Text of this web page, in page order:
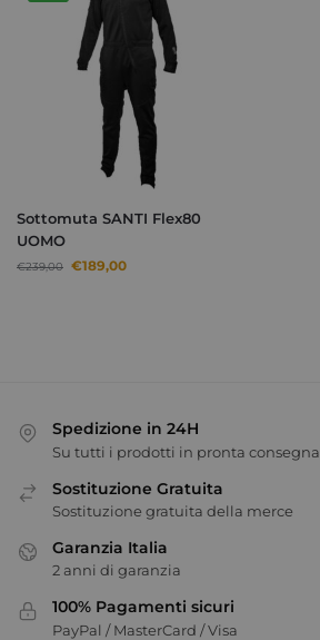
Sottomuta SANTI Flex80
UOMO
€239,00 €189,00
Spedizione in 24H
Su tutti i prodotti in pronta consegna
Sostituzione Gratuita
Sostituzione gratuita della merce
Garanzia Italia
2 anni di garanzia
100% Pagamenti sicuri
PayPal / MasterCard / Visa